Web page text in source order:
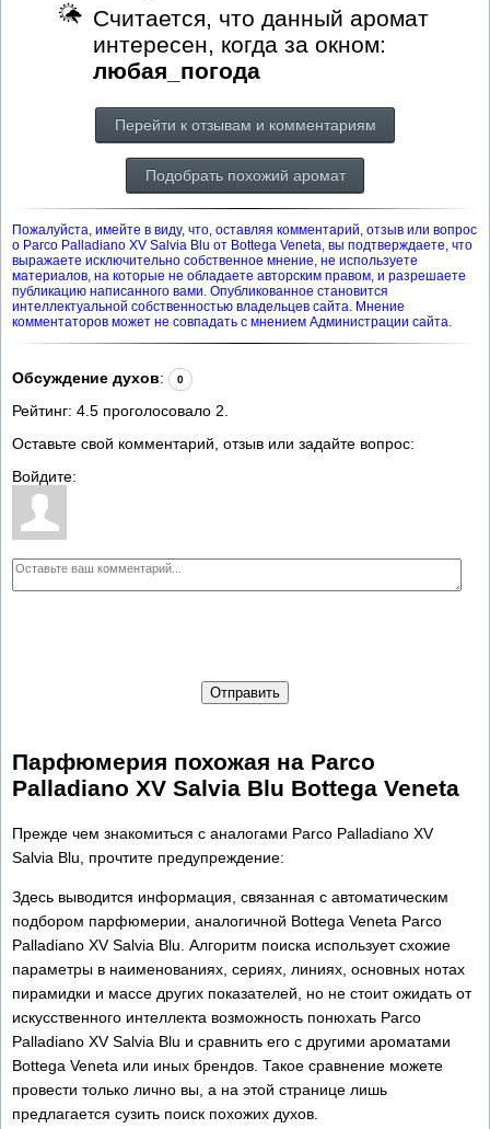
Считается, что данный аромат
интересен, когда за окном:
любая_погода
Перейти к отзывам и комментариям
Подобрать похожий аромат
Пожалуйста, имейте в виду, что, оставляя комментарий, отзыв или вопрос
о Parco Palladiano XV Salvia Blu от Bottega Veneta, вы подтверждаете, что
выражаете исключительно собственное мнение, не используете
материалов, на которые не обладаете авторским правом, и разрешаете
публикацию написанного вами. Опубликованное становится
интеллектуальной собственностью владельцев сайта. Мнение
комментаторов может не совпадать с мнением Администрации сайта.
Обсуждение духов: 0
Рейтинг: 4.5 проголосовало 2
Оставьте свой комментарий, отзыв или задайте вопрос:
Войдите:
Отправить
Парфюмерия похожая на Parco
Palladiano XV Salvia Blu Bottega Veneta
Прежде чем знакомиться с аналогами Parco Palladiano XV
Salvia Blu, прочтите предупреждение:
Здесь выводится информация, связанная с автоматическим
подбором парфюмерии, аналогичной Bottega Veneta Parco
Palladiano XV Salvia Blu. Алгоритм поиска использует схожие
параметры в наименованиях, сериях, линиях, основных нотах
пирамидки и массе других показателей, но не стоит ожидать от
искусственного интеллекта возможность понюхать Parco
Palladiano XV Salvia Blu и сравнить его с другими ароматами
Bottega Veneta или иных брендов. Такое сравнение можете
провести только лично вы, а на этой странице лишь
предлагается сузить поиск похожих духов.